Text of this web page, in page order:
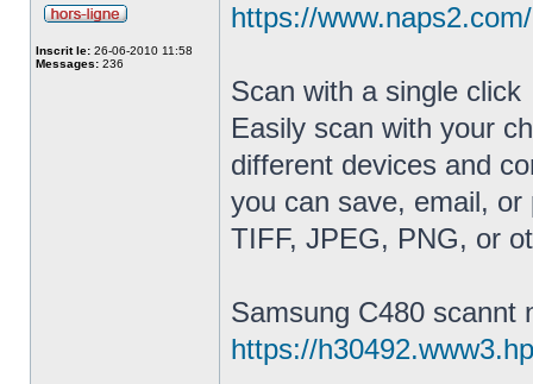
Inscrit le: 26-06-2010 11:58
Messages: 236
https://www.naps2.com/
Scan with a single click
Easily scan with your
different devices and
you can save, email,
TIFF, JPEG, PNG, or
Samsung C480 scannt
https://